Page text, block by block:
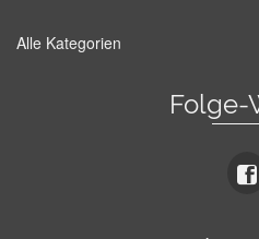
Alle Kategorien
Folge-